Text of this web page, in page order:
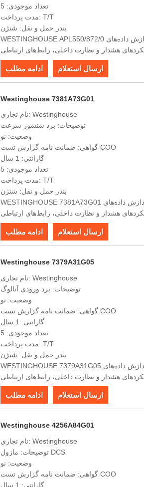
تعداد موجودی: 5
مدت پرداخت: T/T
بندر حمل و نقل: شنژن
WESTINGHOUSE APL550/872/0 دارای انواع رابط‌ها، قابلیت‌های جمع‌آوری و پردازش داده‌های
هشدار و نظارت داخلی، رابط‌های ارتباطی
سیگنال، دقت بالا، قابلیت اطمینان قوی و نصب
آسان.
ادامه مطلب ارسال استعلام
Westinghouse 7381A73G01
نام تجاری: Westinghouse
توضیحات: برد سنسور سرعت
وضعیت: نو
گواهی: ضمانت نامه گزارش تست COO
گارانتی: 1 سال
تعداد موجودی: 5
مدت پرداخت: T/T
بندر حمل و نقل: شنژن
WESTINGHOUSE 7381A73G01 دارای انواع رابط‌ها، قابلیت‌های جمع‌آوری و پردازش داده‌های
هشدار و نظارت داخلی، رابط‌های ارتباطی
سیگنال، دقت بالا، قابلیت اطمینان قوی و نصب
آسان
ادامه مطلب ارسال استعلام
Westinghouse 7379A31G05
نام تجاری: Westinghouse
توضیحات: برد ورودی آنالوگ
وضعیت: نو
گواهی: ضمانت نامه گزارش تست COO
گارانتی: 1 سال
تعداد موجودی: 5
مدت پرداخت: T/T
بندر حمل و نقل: شنژن
WESTINGHOUSE 7379A31G05 دارای انواع رابط‌ها، قابلیت‌های جمع‌آوری و پردازش داده‌های
هشدار و نظارت داخلی، رابط‌های ارتباطی
سیگنال، دقت بالا، قابلیت اطمینان قوی و نصب
آسان
ادامه مطلب ارسال استعلام
Westinghouse 4256A84G01
نام تجاری: Westinghouse
توضیحات: ماژول DCS
وضعیت: نو
گواهی: ضمانت نامه گزارش تست COO
گارانتی: 1 سال